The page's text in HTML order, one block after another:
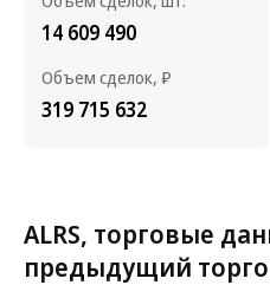
14 609 490
Объем сделок, ₽
319 715 632
ALRS, торговые
предыдущий